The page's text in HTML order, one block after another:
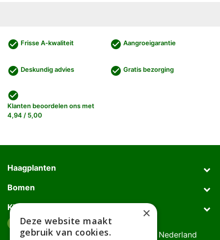
check_circle Frisse A-kwaliteit check_circle Aangroeigarantie
check_circle Deskundig advies check_circle Gratis bezorging
check_circle
Klanten beoordelen ons met
4,94 / 5,00
Haagplanten
Bomen
Klantenservice
Afhaaladres
Deurningerweg 50, 7623 AH Borne, Nederland
×
Deze website maakt
gebruik van cookies.